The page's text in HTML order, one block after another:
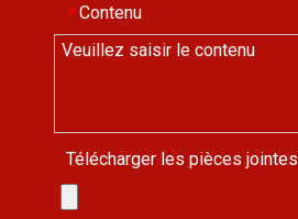
* Contenu
Télécharger les pièces jointes